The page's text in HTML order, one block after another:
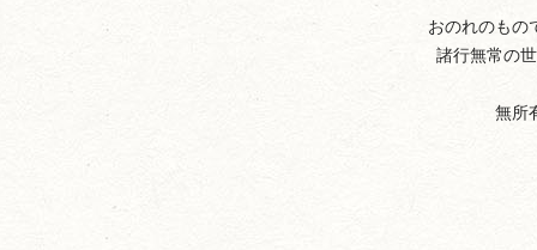
おのれのもの
諸行無常の
無所